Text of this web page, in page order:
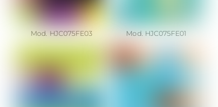
Mod. HJC075FE03 Mod. HJC075FE01